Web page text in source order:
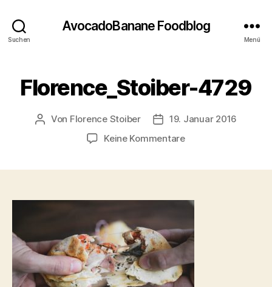
Suchen
AvocadoBanane Foodblog
Menü
Florence_Stoiber-4729
Beitragsautor
Von Florence Stoiber Veröffentlichungsdatum
19. Januar 2016
Keine Kommentarezu